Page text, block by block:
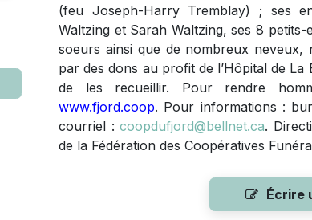
(feu Joseph-Harry Tremblay) ; ses
Waltzing et Sarah Waltzing, ses 8
soeurs ainsi que de nombreux neveux,
par des dons au profit de l’Hôpital de
de les recueillir. Pour rendre
www.fjord.coop. Pour informations :
courriel :coopdufjord@bellnet.ca.
de la Fédération des Coopératives
Écrire